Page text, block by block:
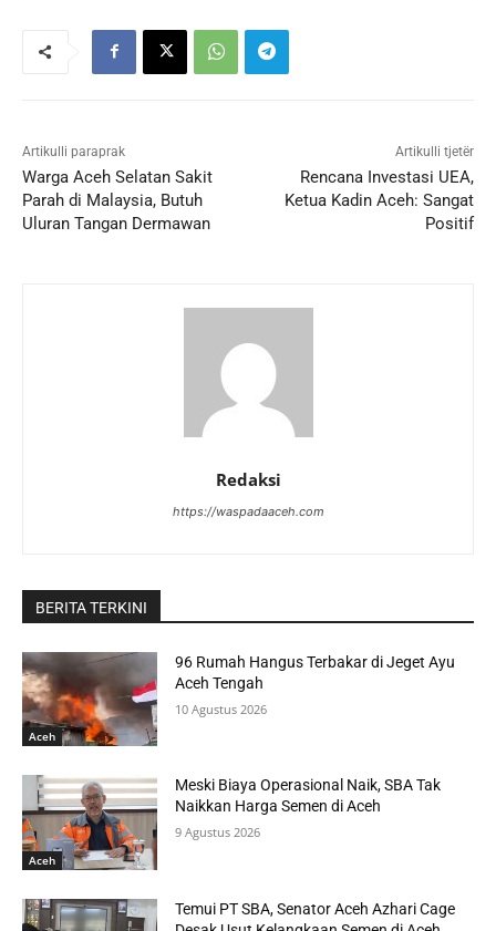
Artikulli paraprak
Warga Aceh Selatan Sakit
Parah di Malaysia, Butuh
Uluran Tangan Dermawan
Artikulli tjetër
Rencana Investasi UEA,
Ketua Kadin Aceh: Sangat
Positif
Redaksi
https://waspadaaceh.com
BERITA TERKINI
Aceh
96 Rumah Hangus Terbakar di Jeget Ayu
Aceh Tengah
10 Agustus 2026
Aceh
Meski Biaya Operasional Naik, SBA Tak
Naikkan Harga Semen di Aceh
9 Agustus 2026
Temui PT SBA, Senator Aceh Azhari Cage